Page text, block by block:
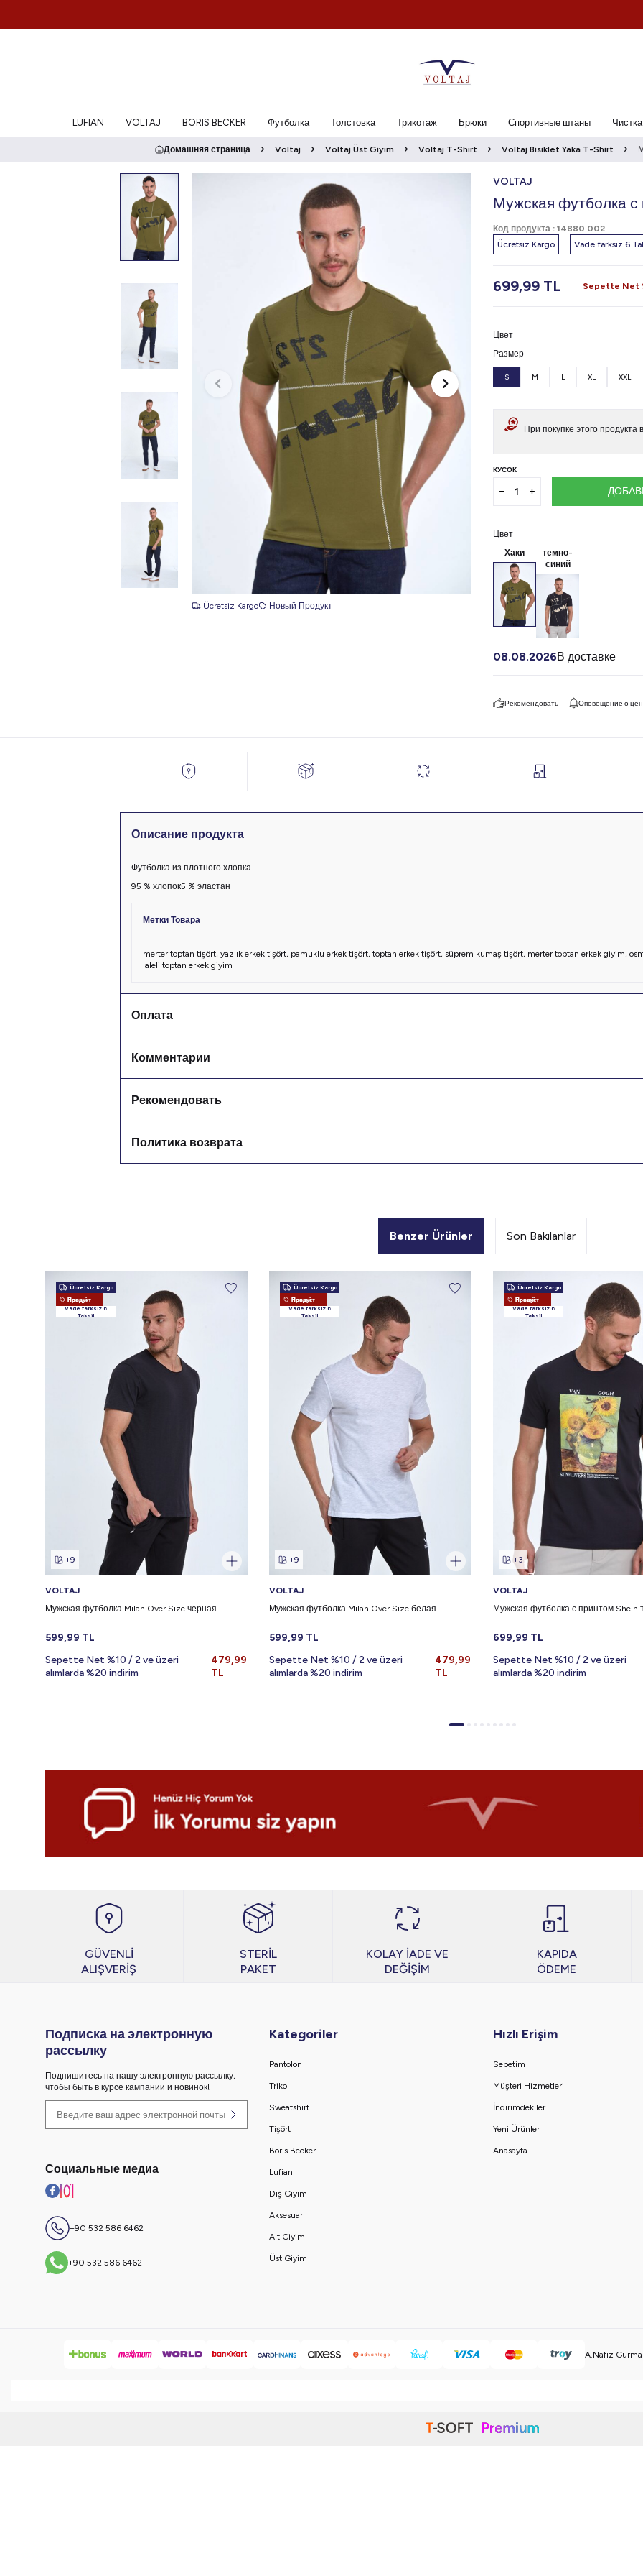
LUFIAN VOLTAJ BORIS BECKER Футболка Толстовка Трикотаж Брюки Спортивные штаны Чистка
Домашняя страница Voltaj Voltaj Üst Giyim Voltaj T-Shirt Voltaj Bisiklet Yaka T-Shirt
Ücretsiz Kargo Новый Продукт
VOLTAJ
Мужская футболка
Код продукта : 14880 002
Ücretsiz Kargo
Vade farksız 6
699,99 TL Sepette Net
Цвет
Размер
S M L XL XXL
При покупке этого продукта
КУСОК
Цвет
Хаки
темно-
синий
08.08.2026В доставке
Рекомендовать Оповещение о
Описание продукта
Футболка из плотного хлопка
95 % хлопок5 % эластан
Метки Товара
merter toptan tişört, yazlık erkek tişört, pamuklu erkek tişört, toptan erkek tişört, süprem kumaş tişört, merter toptan erkek giyim,
laleli toptan erkek giyim
Оплата
Комментарии
Рекомендовать
Политика возврата
Benzer Ürünler Son Bakılanlar
Ücretsiz Kargo
Новый Продукт
Vade farksız 6
Taksit
+9
VOLTAJ
Мужская футболка Milan Over Size черная
599,99 TL
Sepette Net %10 / 2 ve üzeri
alımlarda %20 indirim
479,99
TL
Ücretsiz Kargo
Новый Продукт
Vade farksız 6
Taksit
+9
VOLTAJ
Мужская футболка Milan Over Size белая
599,99 TL
Sepette Net %10 / 2 ve üzeri
alımlarda %20 indirim
479,99
TL
Ücretsiz Kargo
Новый Продукт
Vade farksız 6
Taksit
+3
VOLTAJ
Мужская футболка с принтом Shein
699,99 TL
Sepette Net %10 / 2 ve üzeri
alımlarda %20 indirim
GÜVENLİ
ALIŞVERİŞ
STERİL
PAKET
KOLAY İADE VE
DEĞİŞİM
KAPIDA
ÖDEME
Подписка на электронную
рассылку
Подпишитесь на нашу электронную рассылку,
чтобы быть в курсе кампании и новинок!
Социальные медиа
+90 532 586 6462
+90 532 586 6462
Kategoriler
Pantolon
Triko
Sweatshirt
Tişört
Boris Becker
Lufian
Dış Giyim
Aksesuar
Alt Giyim
Üst Giyim
Hızlı Erişim
Sepetim
Müşteri Hizmetleri
İndirimdekiler
Yeni Ürünler
Anasayfa
A.Nafiz